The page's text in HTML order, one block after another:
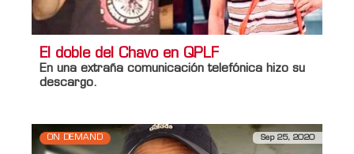
El doble del Chavo en QPLF
En una extraña comunicación telefónica hizo su
descargo.
ON DEMAND Sep 25, 2020